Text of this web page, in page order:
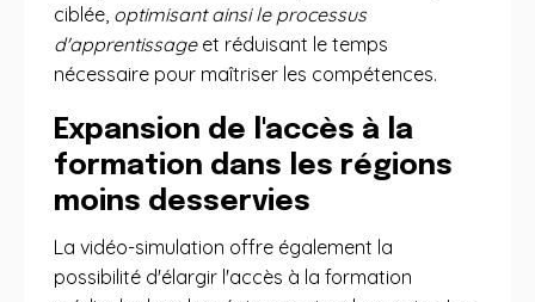
ciblée, optimisant ainsi le processus
d'apprentissageet réduisant le temps
nécessaire pour maîtriser les compétences.
Expansion de l'accès à la
formation dans les régions
moins desservies
La vidéo-simulation offre également la
possibilité d'élargir l'accès à la formation